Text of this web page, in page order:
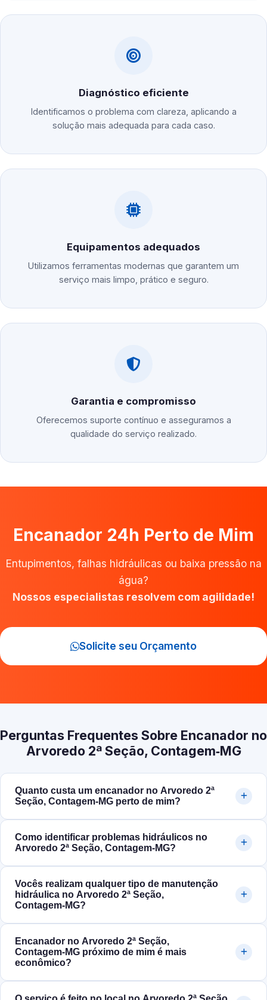
Diagnóstico eficiente
Identificamos o problema com clareza, aplicando a
solução mais adequada para cada caso.
Equipamentos adequados
Utilizamos ferramentas modernas que garantem um
serviço mais limpo, prático e seguro.
Garantia e compromisso
Oferecemos suporte contínuo e asseguramos a
qualidade do serviço realizado.
Encanador 24h Perto de Mim
Entupimentos, falhas hidráulicas ou baixa pressão na
água?
Nossos especialistas resolvem com agilidade!
Solicite seu Orçamento
Perguntas Frequentes Sobre Encanador no
Arvoredo 2ª Seção, Contagem‑MG
Quanto custa um encanador no Arvoredo 2ª
Seção, Contagem‑MG perto de mim?
Como identificar problemas hidráulicos no
Arvoredo 2ª Seção, Contagem‑MG?
Vocês realizam qualquer tipo de manutenção
hidráulica no Arvoredo 2ª Seção,
Contagem‑MG?
Encanador no Arvoredo 2ª Seção,
Contagem‑MG próximo de mim é mais
econômico?